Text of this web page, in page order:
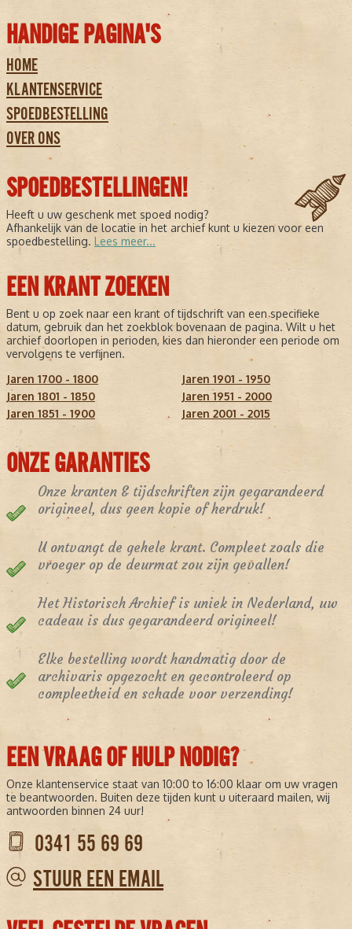
HANDIGE PAGINA'S
HOME
KLANTENSERVICE
SPOEDBESTELLING
OVER ONS
SPOEDBESTELLINGEN!
Heeft u uw geschenk met spoed nodig?
Afhankelijk van de locatie in het archief kunt u kiezen voor een
spoedbestelling. Lees meer...
EEN KRANT ZOEKEN
Bent u op zoek naar een krant of tijdschrift van een specifieke
datum, gebruik dan het zoekblok bovenaan de pagina. Wilt u het
archief doorlopen in perioden, kies dan hieronder een periode om
vervolgens te verfijnen.
Jaren 1700 - 1800
Jaren 1801 - 1850
Jaren 1851 - 1900
Jaren 1901 - 1950
Jaren 1951 - 2000
Jaren 2001 - 2015
ONZE GARANTIES
Onze kranten & tijdschriften zijn gegarandeerd
origineel, dus geen kopie of herdruk!
U ontvangt de gehele krant. Compleet zoals die
vroeger op de deurmat zou zijn gevallen!
Het Historisch Archief is uniek in Nederland, uw
cadeau is dus gegarandeerd origineel!
Elke bestelling wordt handmatig door de
archivaris opgezocht en gecontroleerd op
compleetheid en schade voor verzending!
EEN VRAAG OF HULP NODIG?
Onze klantenservice staat van 10:00 to 16:00 klaar om uw vragen
te beantwoorden. Buiten deze tijden kunt u uiteraard mailen, wij
antwoorden binnen 24 uur!
0341 55 69 69
STUUR EEN EMAIL